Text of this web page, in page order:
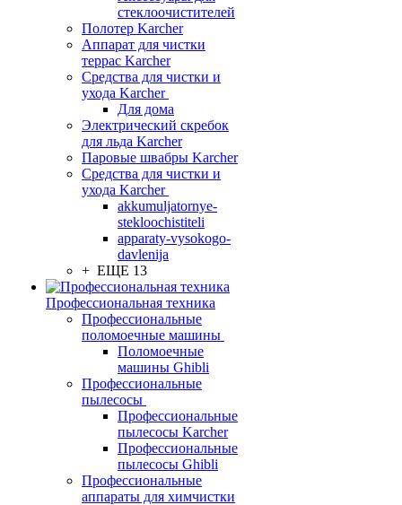
стеклоочистителей
Полотер Karcher
Аппарат для чистки
террас Karcher
Средства для чистки и
ухода Karcher
Для дома
Электрический скребок
для льда Karcher
Паровые швабры Karcher
Средства для чистки и
ухода Karcher
akkumuljatornye-
stekloochistiteli
apparaty-vysokogo-
davlenija
+ ЕЩЕ 13
Профессиональная техника
Профессиональные
поломоечные машины
Поломоечные
машины Ghibli
Профессиональные
пылесосы
Профессиональные
пылесосы Karcher
Профессиональные
пылесосы Ghibli
Профессиональные
аппараты для химчистки